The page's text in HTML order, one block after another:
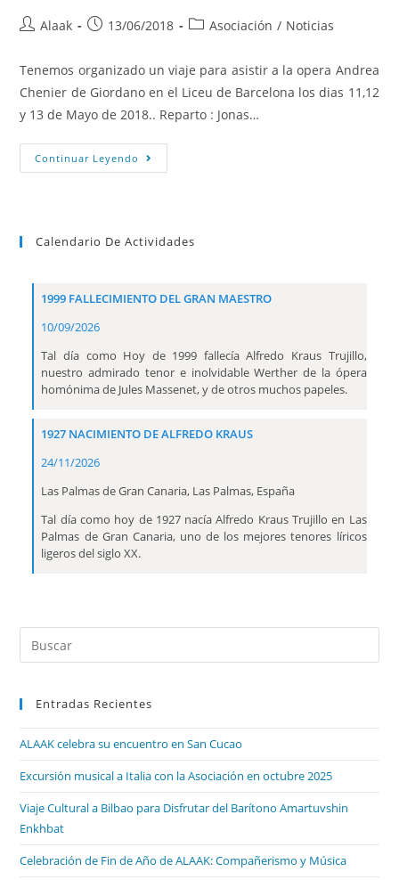
Alaak 13/06/2018 Asociación / Noticias
Tenemos organizado un viaje para asistir a la opera Andrea
Chenier de Giordano en el Liceu de Barcelona los dias 11,12
y 13 de Mayo de 2018.. Reparto : Jonas…
Continuar Leyendo
Calendario De Actividades
1999 FALLECIMIENTO DEL GRAN MAESTRO
10/09/2026
Tal día como Hoy de 1999 fallecía Alfredo Kraus Trujillo,
nuestro admirado tenor e inolvidable Werther de la ópera
homónima de Jules Massenet, y de otros muchos papeles.
1927 NACIMIENTO DE ALFREDO KRAUS
24/11/2026
Las Palmas de Gran Canaria, Las Palmas, España
Tal día como hoy de 1927 nacía Alfredo Kraus Trujillo en Las
Palmas de Gran Canaria, uno de los mejores tenores líricos
ligeros del siglo XX.
Entradas Recientes
ALAAK celebra su encuentro en San Cucao
Excursión musical a Italia con la Asociación en octubre 2025
Viaje Cultural a Bilbao para Disfrutar del Barítono Amartuvshin
Enkhbat
Celebración de Fin de Año de ALAAK: Compañerismo y Música